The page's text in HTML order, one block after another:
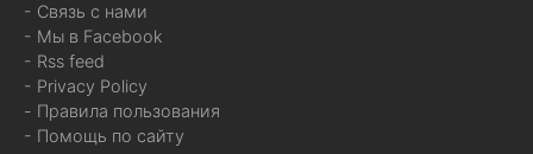
- Связь с нами
- Мы в Facebook
- Rss feed
- Privacy Policy
- Правила пользования
- Помощь по сайту